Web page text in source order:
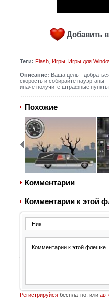
Добавить
Теги: Flash, Игры, Игры для
Описание: Ваша цель -
скорость и собирайте пауэр-апы
иначе получите штрафные
Похожие
Комментарии
Комментарии к этой
Регистрируйсябесплатно, или